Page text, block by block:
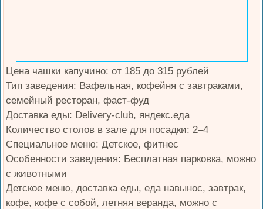
Цена чашки капучино: от 185 до 315 рублей
Тип заведения: Вафельная, кофейня с завтраками,
семейный ресторан, фаст-фуд
Доставка еды: Delivery-club, яндекс.еда
Количество столов в зале для посадки: 2–4
Специальное меню: Детское, фитнес
Особенности заведения: Бесплатная парковка, можно
с животными
Детское меню, доставка еды, еда навынос, завтрак,
кофе, кофе с собой, летняя веранда, можно с